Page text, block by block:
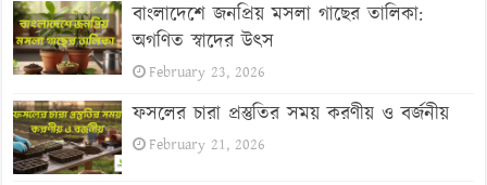
বাংলাদেশে জনপ্রিয় মসলা গাছের তালিকা:
অগণিত স্বাদের উৎস
February 23, 2026
ফসলের চারা প্রস্তুতির সময় করণীয় ও বর্জনীয়
February 21, 2026